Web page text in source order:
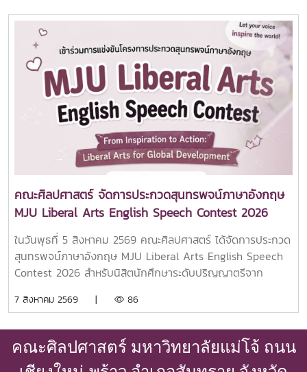
Mr. Jason D. Sheen ได้ร่วมแลกเปลี่ยนและแนะนำข้อมูลด้านการ
ศึกษาที่ IPU New Zealand Tertiary Institute ให้กับนักศึกษา
คณะฯ พร้อมทั้งได้ร่วมการลงนามความร่วมมือ MOU กับทาง
มหาวิทยาลัยแม่โจ้ โดยคณะศิลปศาสตร์ร่วมเป็นพยานในการลง
นามครั้งนี้คณะศิลปศาสตร์ มหาวิทยาลัยแม่โจ้ มุ่งมั่นในการขยาย
เครือข่ายความร่วมมือกับสถาบันการศึกษาชั้นนำจากต่างประเทศ
เพื่อเปิดโอกาสให้นักศึกษาและบุคลากรได้พัฒนาศักยภาพด้าน
วิชาการ ภาษา และทักษะความเป็นพลเมืองโลก พร้อมยกระดับ
คุณภาพการศึกษาให้สอดคล้องกับบริบทสากลอย่างยั่งยืน
คณะศิลปศาสตร์ จัดการประกวดสุนทรพจน์ภาษาอังกฤษ
MJU Liberal Arts English Speech Contest 2026
ในวันพุธที่ 5 สิงหาคม 2569 คณะศิลปศาสตร์ ได้จัดการประกวด
สุนทรพจน์ภาษาอังกฤษ MJU Liberal Arts English Speech
Contest 2026 สำหรับนิสิตนักศึกษาระดับปริญญาตรีจาก
Action: Liberal Arts for Global Development” หรือ “จาก
โลก”คณะฯ ขอขอบคุณผู้เข้าแข่งขันทั้ง 13 คน จาก 8
มหาวิทยาลัย ที่ร่วมถ่ายทอดแนวคิดอันสร้างสรรค์ ความมุ่งมั่น
7 สิงหาคม 2569 | 86
คณะศิลปศาสตร์ มหาวิทยาลัยแม่โจ้ ถนน